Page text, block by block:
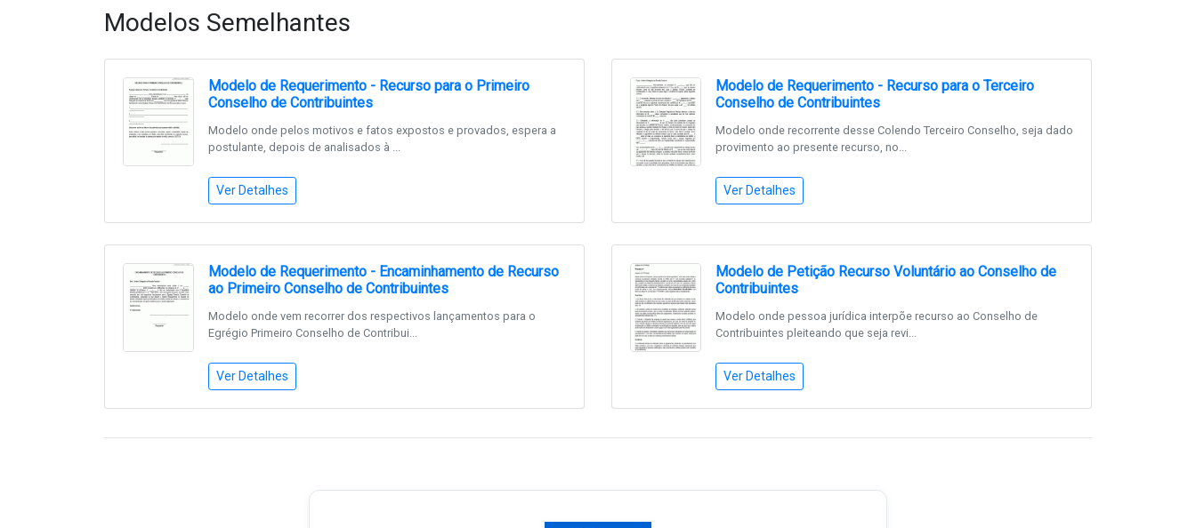
Modelos Semelhantes
Modelo de Requerimento - Recurso para o Primeiro
Conselho de Contribuintes
Modelo onde pelos motivos e fatos expostos e provados, espera a
postulante, depois de analisados à ...
Ver Detalhes
Modelo de Requerimento - Recurso para o Terceiro
Conselho de Contribuintes
Modelo onde recorrente desse Colendo Terceiro Conselho, seja dado
provimento ao presente recurso, no...
Ver Detalhes
Modelo de Requerimento - Encaminhamento de Recurso
ao Primeiro Conselho de Contribuintes
Modelo onde vem recorrer dos respectivos lançamentos para o
Egrégio Primeiro Conselho de Contribui...
Ver Detalhes
Modelo de Petição Recurso Voluntário ao Conselho de
Contribuintes
Modelo onde pessoa jurídica interpõe recurso ao Conselho de
Contribuintes pleiteando que seja revi...
Ver Detalhes